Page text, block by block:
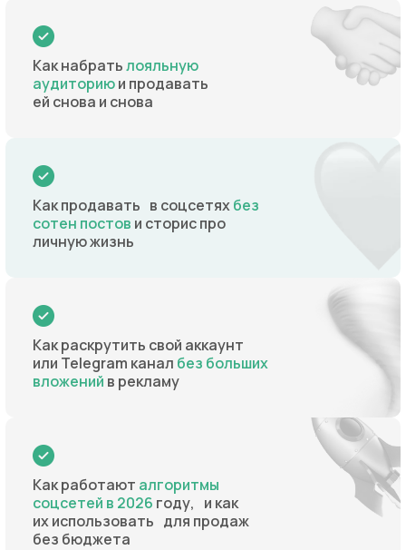
Как набратьлояльную
аудиториюи продавать
ей снова и снова
Как продавать в соцсетяхбез
сотен постов и сторис про
личную жизнь
Как раскрутить свой аккаунт
или Telegram канал без больших
вложений в рекламу
Как работают алгоритмы
соцсетей в 2026 году, и как
их использовать для продаж
без бюджета